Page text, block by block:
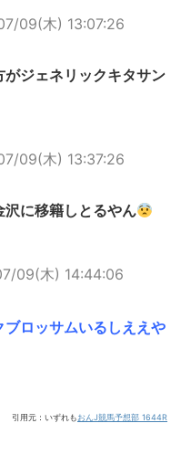
09(木) 13:07:26
ジェネリックキタサン
09(木) 13:37:26
に移籍しとるやん
09(木) 14:44:06
ロッサムいるしええや
引用元：いずれもおんJ競馬予想部 1644R